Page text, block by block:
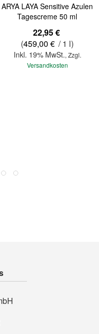
ARYA LAYA Sensitive Azulen
Tagescreme 50 ml
22,95 €
(459,00 € / 1 l)
Inkl. 19% MwSt., Zzgl.
Versandkosten